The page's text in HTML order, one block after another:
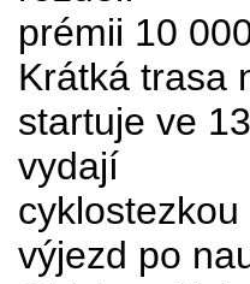
prémii 10
Krátká trasa
startuje ve
vydají
výjezd po